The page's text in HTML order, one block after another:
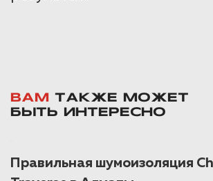
ВАМ
ТАКЖЕ МОЖЕТ
БЫТЬ ИНТЕРЕСНО
Правильная шумоизоляция